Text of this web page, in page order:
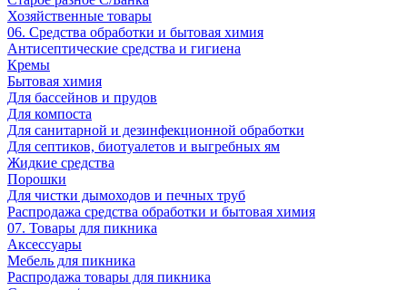
Хозяйственные товары
06. Средства обработки и бытовая химия
Антисептические средства и гигиена
Кремы
Бытовая химия
Для бассейнов и прудов
Для компоста
Для санитарной и дезинфекционной обработки
Для септиков, биотуалетов и выгребных ям
Жидкие средства
Порошки
Для чистки дымоходов и печных труб
Распродажа средства обработки и бытовая химия
07. Товары для пикника
Аксессуары
Мебель для пикника
Распродажа товары для пикника